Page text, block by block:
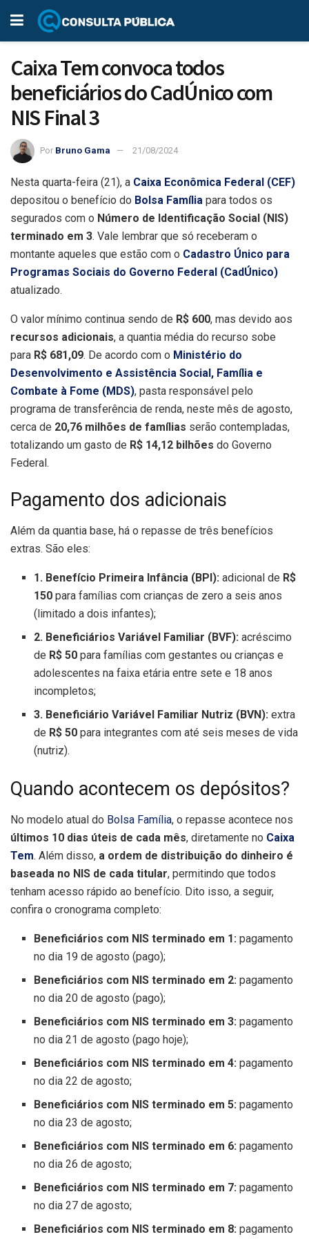
Caixa Tem convoca todos
beneficiários do CadÚnico com
NIS Final 3
Por Bruno Gama 21/08/2024
Nesta quarta-feira (21), a Caixa Econômica Federal (CEF)
depositou o benefício do Bolsa Família para todos os
segurados com o Número de Identificação Social (NIS)
terminado em 3. Vale lembrar que só receberam o
montante aqueles que estão com o Cadastro Único para
Programas Sociais do Governo Federal (CadÚnico)
atualizado.
O valor mínimo continua sendo de R$ 600, mas devido aos
recursos adicionais, a quantia média do recurso sobe
para R$ 681,09. De acordo com o Ministério do
Desenvolvimento e Assistência Social, Família e
Combate à Fome (MDS), pasta responsável pelo
programa de transferência de renda, neste mês de agosto,
cerca de 20,76 milhões de famílias serão contempladas,
totalizando um gasto de R$ 14,12 bilhões do Governo
Federal.
Pagamento dos adicionais
Além da quantia base, há o repasse de três benefícios
extras. São eles:
1. Benefício Primeira Infância (BPI): adicional de R$
150 para famílias com crianças de zero a seis anos
(limitado a dois infantes);
2. Beneficiários Variável Familiar (BVF): acréscimo
de R$ 50 para famílias com gestantes ou crianças e
adolescentes na faixa etária entre sete e 18 anos
incompletos;
3. Beneficiário Variável Familiar Nutriz (BVN): extra
de R$ 50 para integrantes com até seis meses de vida
(nutriz).
Quando acontecem os depósitos?
No modelo atual do Bolsa Família, o repasse acontece nos
últimos 10 dias úteis de cada mês, diretamente no Caixa
Tem. Além disso, a ordem de distribuição do dinheiro é
baseada no NIS de cada titular, permitindo que todos
tenham acesso rápido ao benefício. Dito isso, a seguir,
confira o cronograma completo:
Beneficiários com NIS terminado em 1: pagamento
no dia 19 de agosto (pago);
Beneficiários com NIS terminado em 2: pagamento
no dia 20 de agosto (pago);
Beneficiários com NIS terminado em 3: pagamento
no dia 21 de agosto (pago hoje);
Beneficiários com NIS terminado em 4: pagamento
no dia 22 de agosto;
Beneficiários com NIS terminado em 5: pagamento
no dia 23 de agosto;
Beneficiários com NIS terminado em 6: pagamento
no dia 26 de agosto;
Beneficiários com NIS terminado em 7: pagamento
no dia 27 de agosto;
Beneficiários com NIS terminado em 8: pagamento